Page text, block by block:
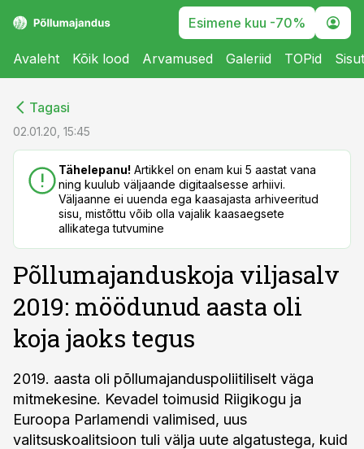
Esimene kuu -70%
Avaleht Kõik lood Arvamused Galeriid TOPid
Tagasi
02.01.20, 15:45
Tähelepanu! Artikkel on enam kui 5 aastat vana
ning kuulub väljaande digitaalsesse arhiivi.
Väljaanne ei uuenda ega kaasajasta arhiveeritud
sisu, mistõttu võib olla vajalik kaasaegsete
allikatega tutvumine
Põllumajanduskoja viljasalv
2019: möödunud aasta oli
koja jaoks tegus
2019. aasta oli põllumajanduspoliitiliselt väga
mitmekesine. Kevadel toimusid Riigikogu ja
Euroopa Parlamendi valimised, uus
valitsuskoalitsioon tuli välja uute algatustega, kuid